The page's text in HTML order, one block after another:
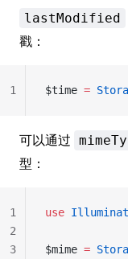
lastModified
戳：
$time =
1
可以通过
型：
use
$mime =
1
2
3